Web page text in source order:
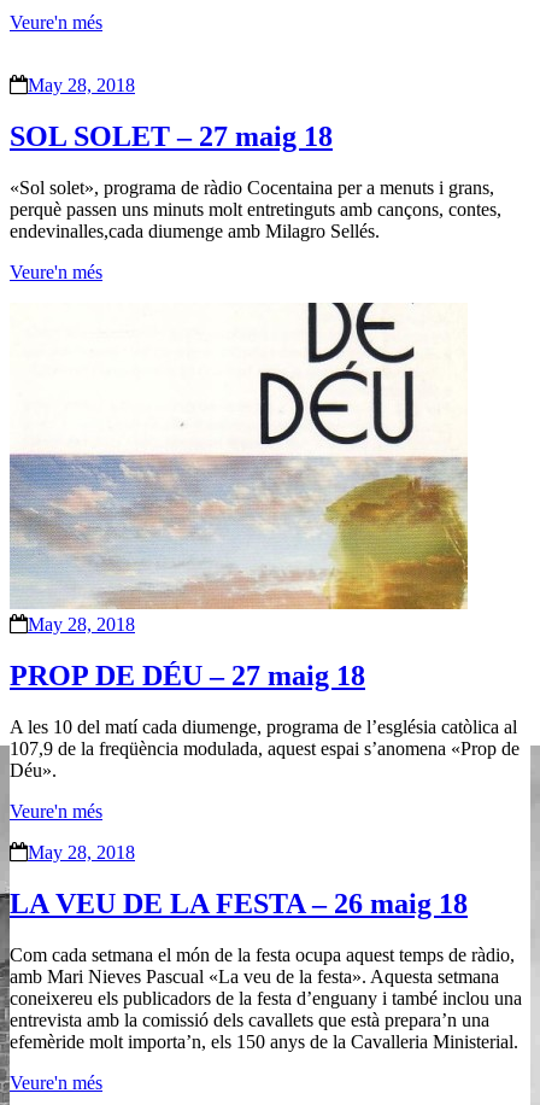
Veure'n més
May 28, 2018
SOL SOLET – 27 maig 18
«Sol solet», programa de ràdio Cocentaina per a menuts i grans,
perquè passen uns minuts molt entretinguts amb cançons, contes,
endevinalles,cada diumenge amb Milagro Sellés.
Veure'n més
May 28, 2018
PROP DE DÉU – 27 maig 18
A les 10 del matí cada diumenge, programa de l’església catòlica al
107,9 de la freqüència modulada, aquest espai s’anomena «Prop de
Déu».
Veure'n més
May 28, 2018
LA VEU DE LA FESTA – 26 maig 18
Com cada setmana el món de la festa ocupa aquest temps de ràdio,
amb Mari Nieves Pascual «La veu de la festa». Aquesta setmana
coneixereu els publicadors de la festa d’enguany i també inclou una
entrevista amb la comissió dels cavallets que està prepara’n una
efemèride molt importa’n, els 150 anys de la Cavalleria Ministerial.
Veure'n més